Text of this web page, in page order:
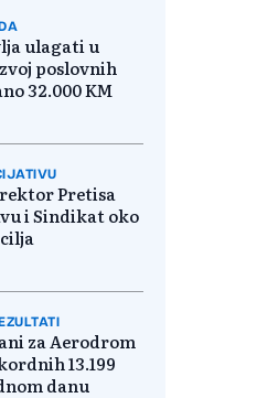
ulagati u
poslovnih
32.000 KM
Pretisa
i Sindikat oko
za Aerodrom
13.199
danu